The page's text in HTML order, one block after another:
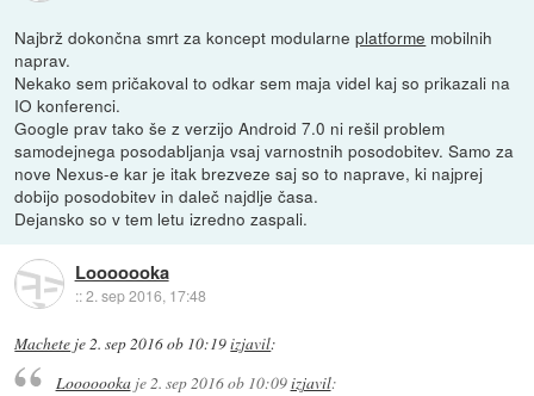
Najbrž dokončna smrt za koncept modularneplatforme mobilnih
naprav.
Nekako sem pričakoval to odkar sem maja videl kaj so prikazali na
IO konferenci.
Google prav tako še z verzijo Android 7.0 ni rešil problem
samodejnega posodabljanja vsaj varnostnih posodobitev. Samo za
nove Nexus-e kar je itak brezveze saj so to naprave, ki najprej
dobijo posodobitev in daleč najdlje časa.
Dejansko so v tem letu izredno zaspali.
Looooooka
::2. sep 2016, 17:48
Machete je 2. sep 2016 ob 10:19izjavil:
Looooookaje2. sep 2016 ob 10:09izjavil: